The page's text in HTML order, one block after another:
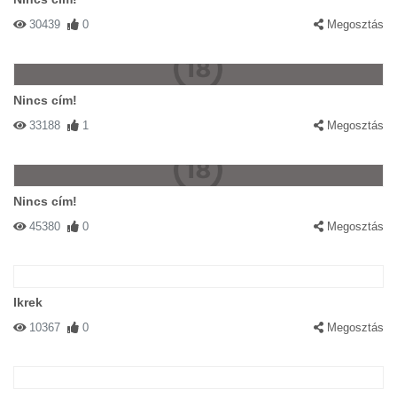
30439 0 Megosztás
Nincs cím!
33188 1 Megosztás
Nincs cím!
45380 0 Megosztás
Ikrek
10367 0 Megosztás